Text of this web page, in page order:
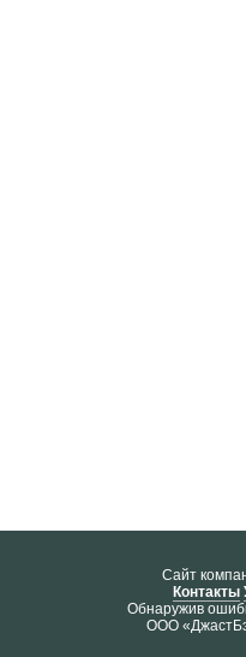
Cайт
Контакты
Обнаружив
ООО